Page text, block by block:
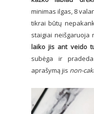
minimas ilgas, 8
tikrai būtų
staigiai neišgaruoja
laiko jis ant veido
subėga ir
aprašymą jis non-